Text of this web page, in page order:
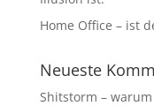
Home Office – ist
Neueste
Shitstorm –